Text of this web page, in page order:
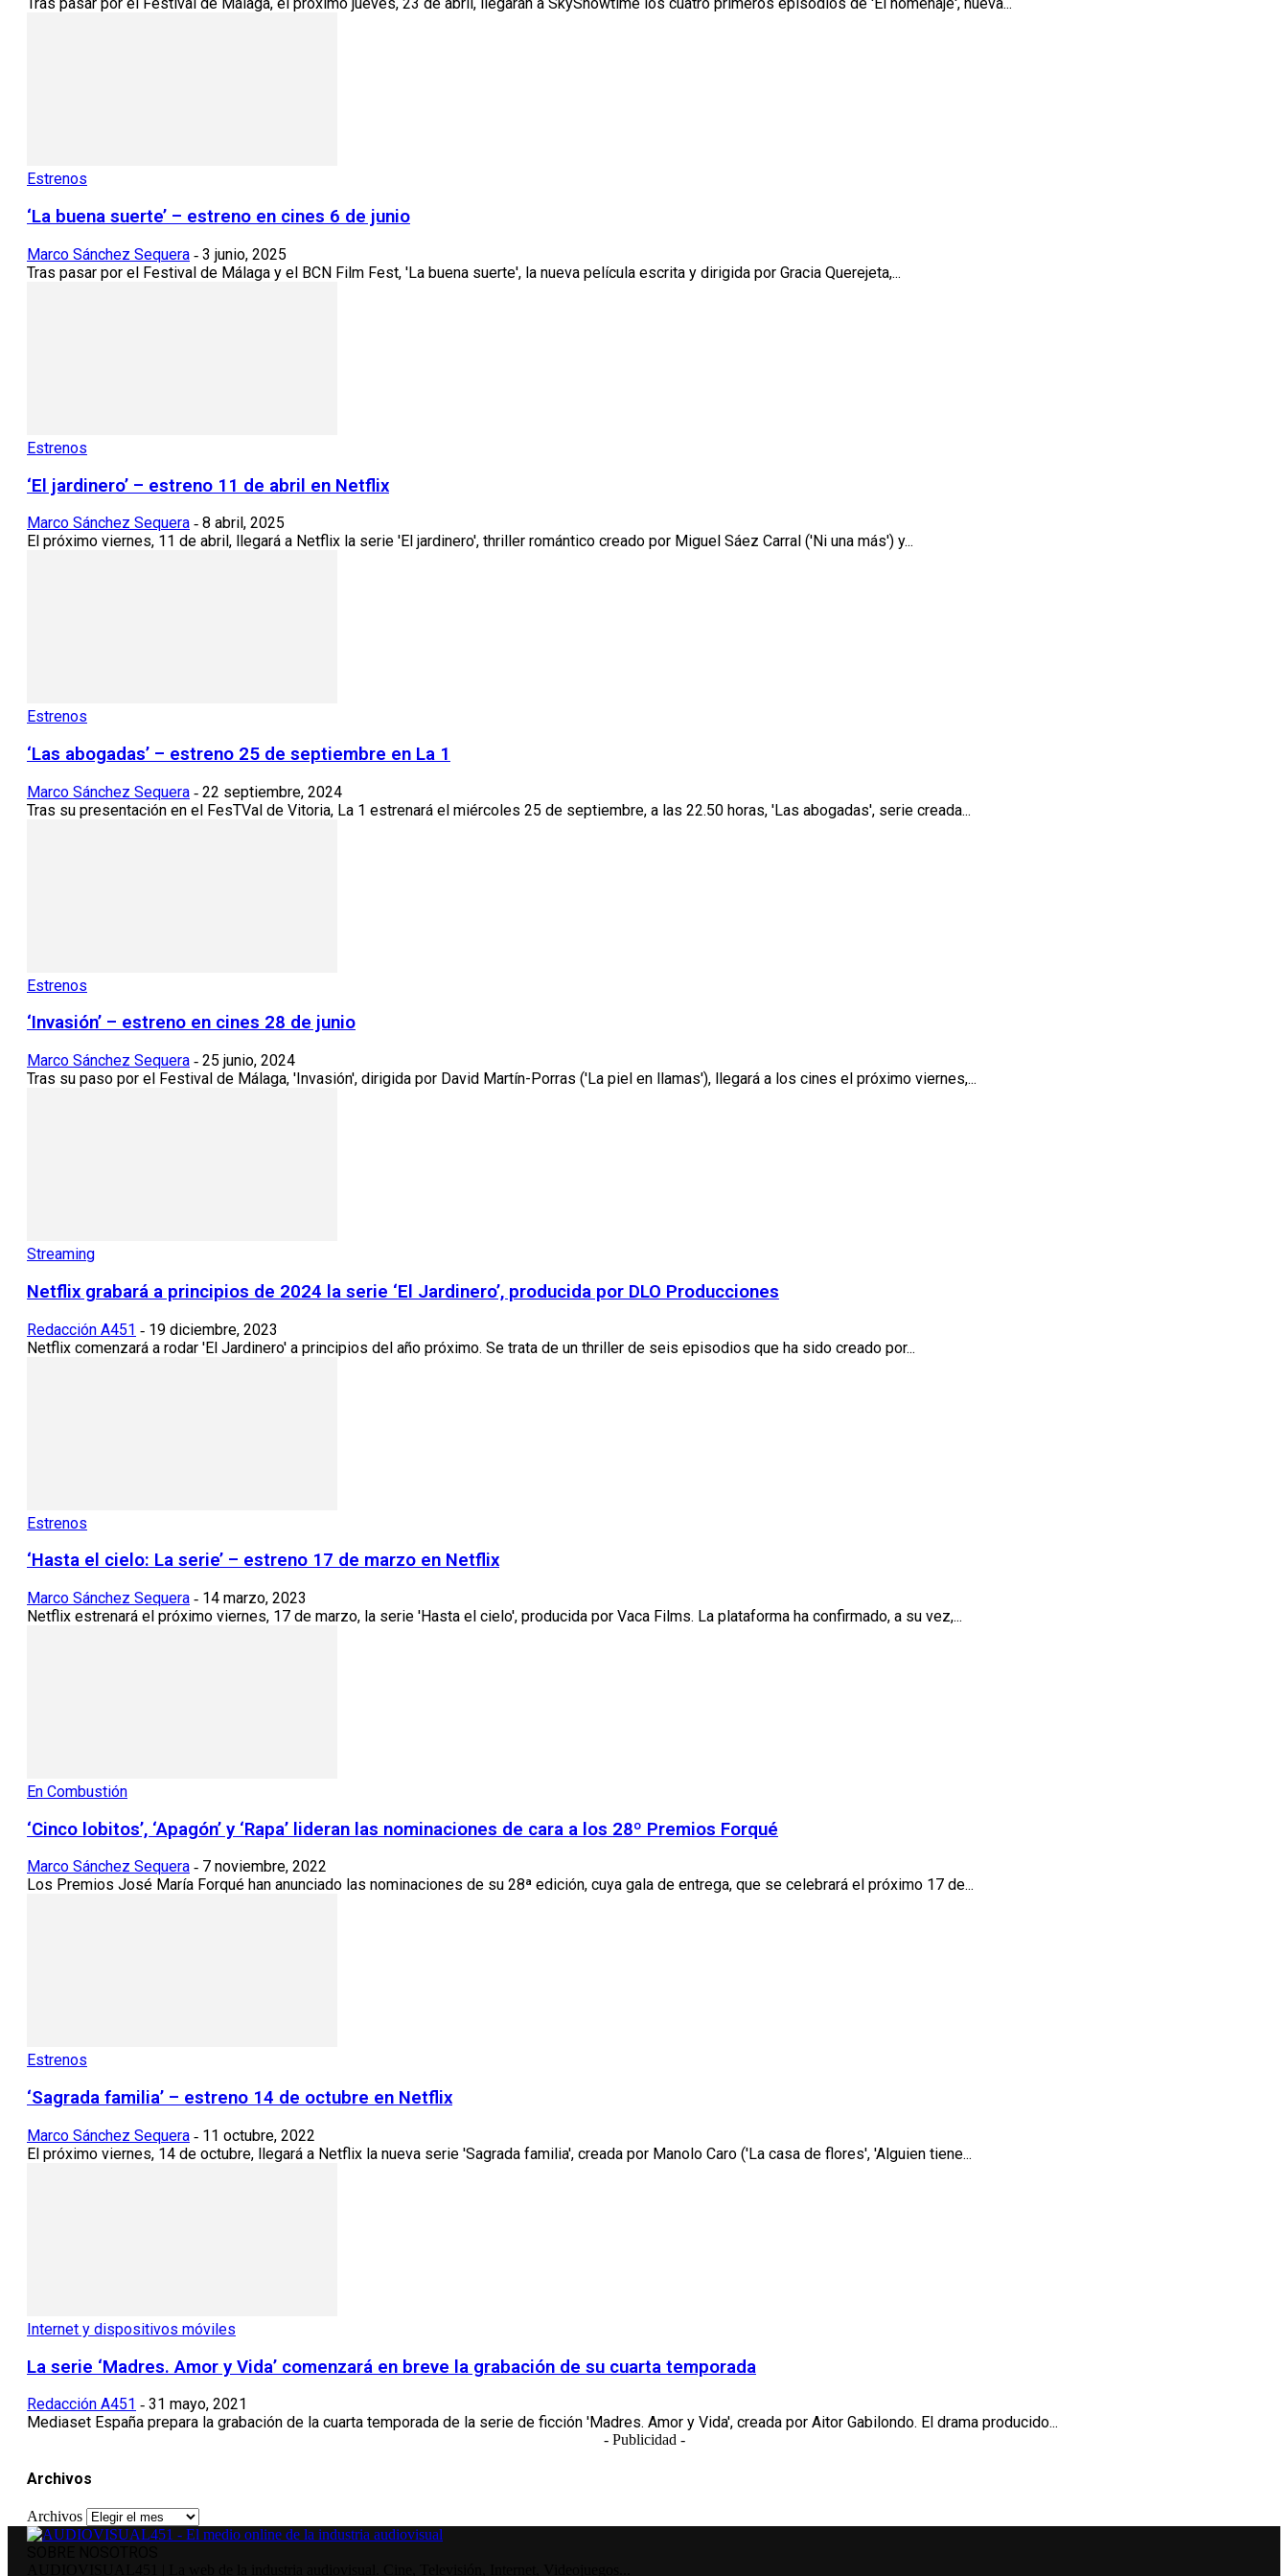
Tras pasar por el Festival de Málaga, el próximo jueves, 23 de abril, llegarán a SkyShowtime los cuatro primeros episodios de 'El homenaje', nueva...
Estrenos
‘La buena suerte’ – estreno en cines 6 de junio
Marco Sánchez Sequera - 3 junio, 2025
Tras pasar por el Festival de Málaga y el BCN Film Fest, 'La buena suerte', la nueva película escrita y dirigida por Gracia Querejeta,...
Estrenos
‘El jardinero’ – estreno 11 de abril en Netflix
Marco Sánchez Sequera - 8 abril, 2025
El próximo viernes, 11 de abril, llegará a Netflix la serie 'El jardinero', thriller romántico creado por Miguel Sáez Carral ('Ni una más') y...
Estrenos
‘Las abogadas’ – estreno 25 de septiembre en La 1
Marco Sánchez Sequera - 22 septiembre, 2024
Tras su presentación en el FesTVal de Vitoria, La 1 estrenará el miércoles 25 de septiembre, a las 22.50 horas, 'Las abogadas', serie creada...
Estrenos
‘Invasión’ – estreno en cines 28 de junio
Marco Sánchez Sequera - 25 junio, 2024
Tras su paso por el Festival de Málaga, 'Invasión', dirigida por David Martín-Porras ('La piel en llamas'), llegará a los cines el próximo viernes,...
Streaming
Netflix grabará a principios de 2024 la serie ‘El Jardinero’, producida por DLO Producciones
Redacción A451 - 19 diciembre, 2023
Netflix comenzará a rodar 'El Jardinero' a principios del año próximo. Se trata de un thriller de seis episodios que ha sido creado por...
Estrenos
‘Hasta el cielo: La serie’ – estreno 17 de marzo en Netflix
Marco Sánchez Sequera - 14 marzo, 2023
Netflix estrenará el próximo viernes, 17 de marzo, la serie 'Hasta el cielo', producida por Vaca Films. La plataforma ha confirmado, a su vez,...
En Combustión
‘Cinco lobitos’, ‘Apagón’ y ‘Rapa’ lideran las nominaciones de cara a los 28º Premios Forqué
Marco Sánchez Sequera - 7 noviembre, 2022
Los Premios José María Forqué han anunciado las nominaciones de su 28ª edición, cuya gala de entrega, que se celebrará el próximo 17 de...
Estrenos
‘Sagrada familia’ – estreno 14 de octubre en Netflix
Marco Sánchez Sequera - 11 octubre, 2022
El próximo viernes, 14 de octubre, llegará a Netflix la nueva serie 'Sagrada familia', creada por Manolo Caro ('La casa de flores', 'Alguien tiene...
Internet y dispositivos móviles
La serie ‘Madres. Amor y Vida’ comenzará en breve la grabación de su cuarta temporada
Redacción A451 - 31 mayo, 2021
Mediaset España prepara la grabación de la cuarta temporada de la serie de ficción 'Madres. Amor y Vida', creada por Aitor Gabilondo. El drama producido...
- Publicidad -
Archivos
Archivos